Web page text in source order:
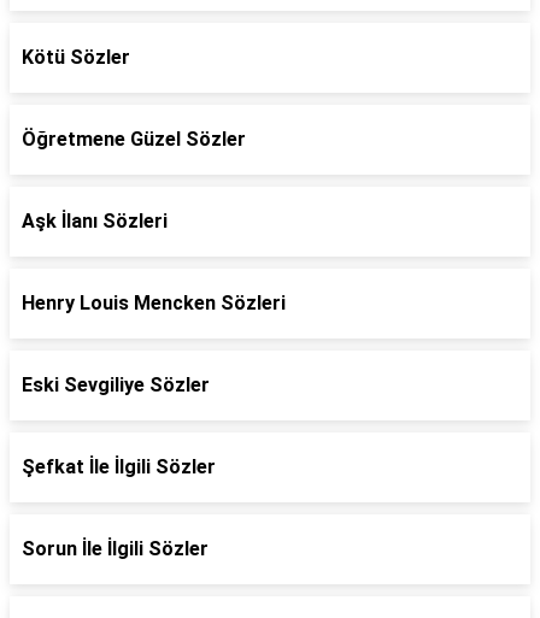
Kötü Sözler
Öğretmene Güzel Sözler
Aşk İlanı Sözleri
Henry Louis Mencken Sözleri
Eski Sevgiliye Sözler
Şefkat İle İlgili Sözler
Sorun İle İlgili Sözler